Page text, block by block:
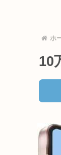
ホ
10